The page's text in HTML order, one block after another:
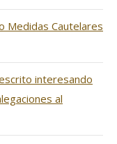
Medidas Cautelares
interesando
al